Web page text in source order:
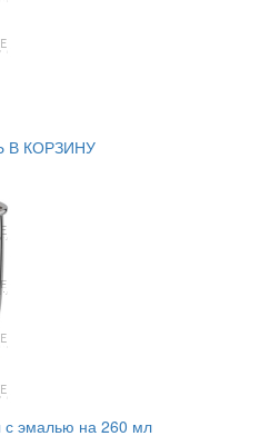
В КОРЗИНУ
с эмалью на 260 мл